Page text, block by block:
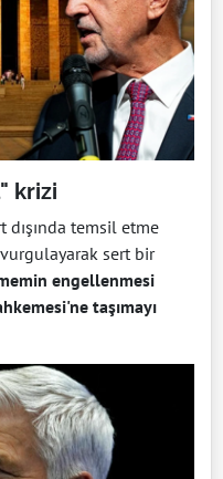
krizi
temsil etme
sert bir
engellenmesi
taşımayı